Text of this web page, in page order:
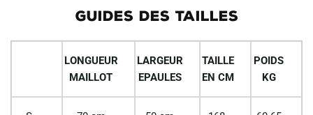
GUIDES DES TAILLES
LONGUEUR
MAILLOT
LARGEUR
EPAULES
TAILLE
EN CM
POIDS
KG